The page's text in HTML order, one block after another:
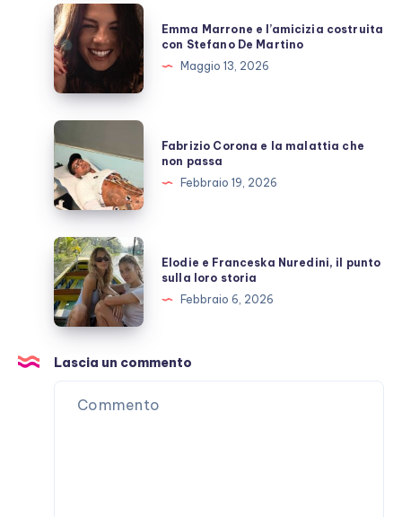
allo
scoperto
Emma
Marrone
e
l’amicizia
costruita
con
Stefano
De
Martino
Emma Marrone e l’amicizia costruita
con Stefano De Martino
Maggio 13, 2026
Fabrizio
Corona
e
la
malattia
che
non
passa
Fabrizio Corona e la malattia che
non passa
Febbraio 19, 2026
Elodie
e
Franceska
Nuredini,
punto
sulla
Elodie e Franceska Nuredini, il punto
sulla loro storia
Febbraio 6, 2026
Lascia un commento